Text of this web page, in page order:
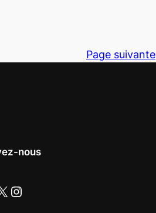
Page suivante
nous
Instagram